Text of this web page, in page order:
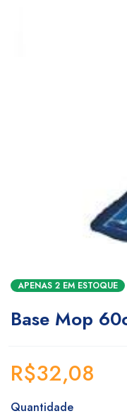
APENAS 2 EM ESTOQUE
Base Mop
R$32,08
Quantidade